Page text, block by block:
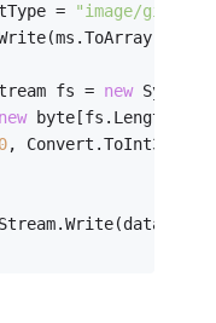
=
"image/gif"
fs =
new
new byte[fs.Length];
0,